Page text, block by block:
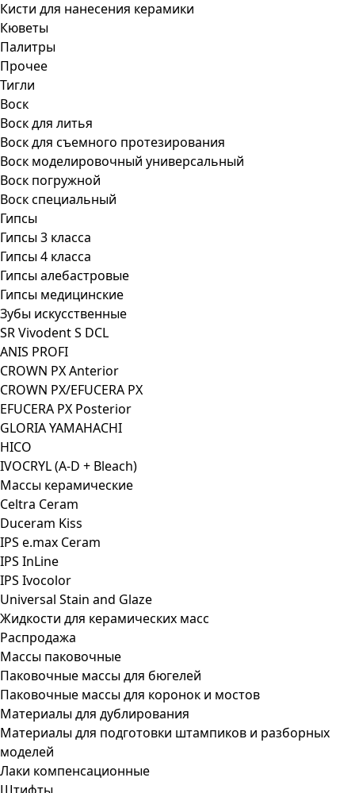
Кисти для нанесения керамики
Кюветы
Палитры
Прочее
Тигли
Воск
Воск для литья
Воск для съемного протезирования
Воск моделировочный универсальный
Воск погружной
Воск специальный
Гипсы
Гипсы 3 класса
Гипсы 4 класса
Гипсы алебастровые
Гипсы медицинские
Зубы искусственные
SR Vivodent S DCL
ANIS PROFI
CROWN PX Anterior
CROWN PX/EFUCERA PX
EFUCERA PX Posterior
GLORIA YAMAHACHI
HICO
IVOCRYL (A-D + Bleach)
Массы керамические
Celtra Ceram
Duceram Kiss
IPS e.max Ceram
IPS InLine
IPS Ivocolor
Universal Stain and Glaze
Жидкости для керамических масс
Распродажа
Массы паковочные
Паковочные массы для бюгелей
Паковочные массы для коронок и мостов
Материалы для дублирования
Материалы для подготовки штампиков и разборных
моделей
Лаки компенсационные